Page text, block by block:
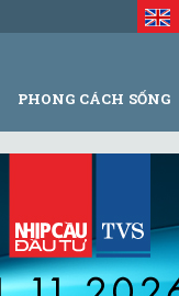
PHONG CÁCH SỐNG